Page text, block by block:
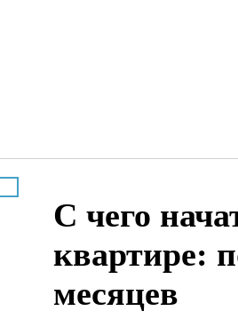
С чего
квартире:
месяцев